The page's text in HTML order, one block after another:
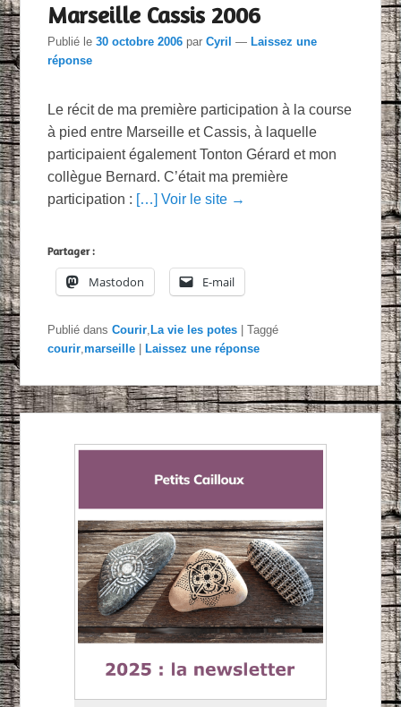
Marseille Cassis 2006
Publié le30 octobre 2006 parCyril — Laissez une
réponse
Le récit de ma première participation à la course
à pied entre Marseille et Cassis, à laquelle
participaient également Tonton Gérard et mon
collègue Bernard. C’était ma première
participation : […] Voir le site →
Partager :
Mastodon E-mail
Publié dans Courir, La vie les potes |Taggé
courir,marseille Laissez une réponse